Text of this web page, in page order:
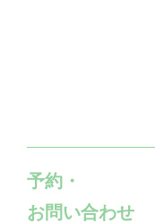
予約・
お問い合わせ